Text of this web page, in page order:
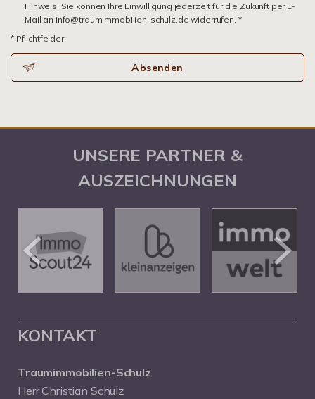
Hinweis: Sie können Ihre Einwilligung jederzeit für die Zukunft per E-
Mail an info@traumimmobilien-schulz.de widerrufen. *
* Pflichtfelder
Absenden
UNSERE PARTNER &
AUSZEICHNUNGEN
KONTAKT
Traumimmobilien-Schulz
Herr Christian Schulz